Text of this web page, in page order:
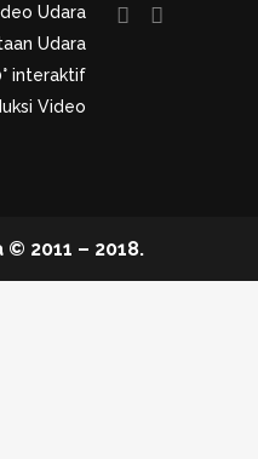
Udara
Udara
interaktif
Video
2011 – 2018.